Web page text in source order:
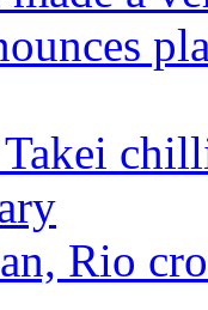
Takei
Rio